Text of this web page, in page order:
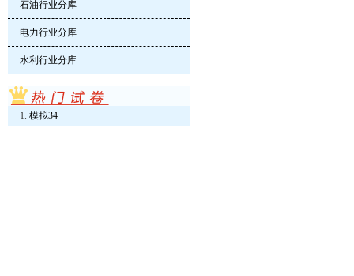
石油行业分库
电力行业分库
水利行业分库
模拟34